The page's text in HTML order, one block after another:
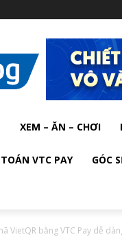
XEM – ĂN – CHƠI
VTC PAY GÓC
VietQR bằng VTC Pay dễ